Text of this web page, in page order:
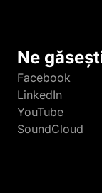
Ne
Facebook
LinkedIn
YouTube
SoundCloud